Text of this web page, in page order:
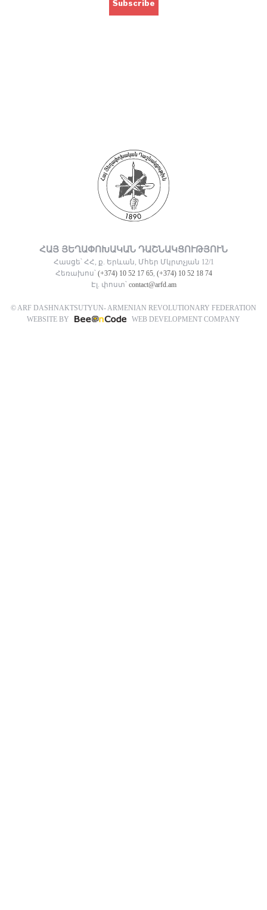
ՀԱՅ ՅԵՂԱՓՈԽԱԿԱՆ ԴԱՇՆԱԿՑՈՒԹՅՈՒՆ
Հասցե՝ ՀՀ, ք. Երևան, Մհեր Մկրտչյան 12/1
Հեռախոս՝ (+374) 10 52 17 65, (+374) 10 52 18 74
Էլ. փոստ՝ contact@arfd.am
© ARF DASHNAKTSUTYUN- ARMENIAN REVOLUTIONARY FEDERATION
WEBSITE BY
WEB DEVELOPMENT COMPANY